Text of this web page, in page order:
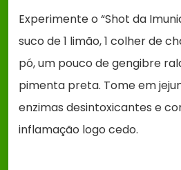
Experimente o “Shot da
suco de 1 limão, 1 colher de
pó, um pouco de gengibre
pimenta preta. Tome em
enzimas desintoxicantes e
inflamação logo cedo.